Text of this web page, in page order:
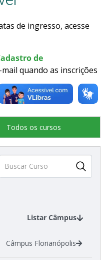
de ingresso, acesse
de
quando as inscrições
Todos os cursos
Listar Câmpus
Câmpus Florianópolis